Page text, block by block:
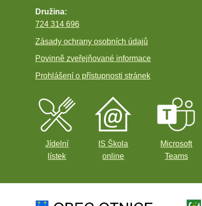
Družina:
724 314 696
Zásady ochrany osobních údajů
Povinně zveřejňované informace
Prohlášení o přístupnosti stránek
Jídelní
lístek
IS Škola
online
Microsoft
Teams